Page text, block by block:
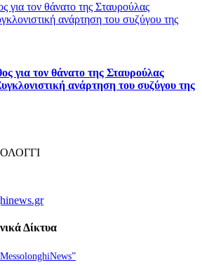
για τον θάνατο της Σταυρούλας
ανάρτηση του συζύγου της
για τον θάνατο της Σταυρούλας
ανάρτηση του συζύγου της
Δίκτυα